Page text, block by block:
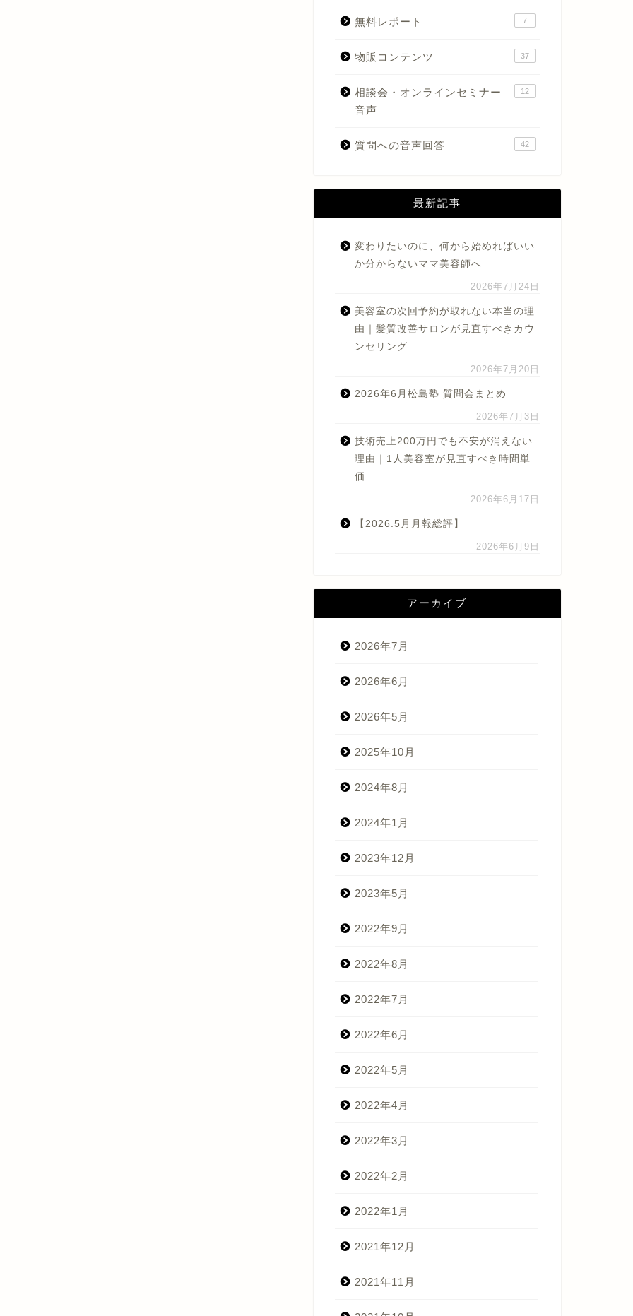
無料レポート 7
物販コンテンツ 37
相談会・オンラインセミナー
音声
12
質問への音声回答 42
最新記事
変わりたいのに、何から始めればいい
か分からないママ美容師へ
2026年7月24日
美容室の次回予約が取れない本当の理
由｜髪質改善サロンが見直すべきカウ
ンセリング
2026年7月20日
2026年6月松島塾 質問会まとめ
2026年7月3日
技術売上200万円でも不安が消えない
理由｜1人美容室が見直すべき時間単
価
2026年6月17日
【2026.5月月報総評】
2026年6月9日
アーカイブ
2026年7月
2026年6月
2026年5月
2025年10月
2024年8月
2024年1月
2023年12月
2023年5月
2022年9月
2022年8月
2022年7月
2022年6月
2022年5月
2022年4月
2022年3月
2022年2月
2022年1月
2021年12月
2021年11月